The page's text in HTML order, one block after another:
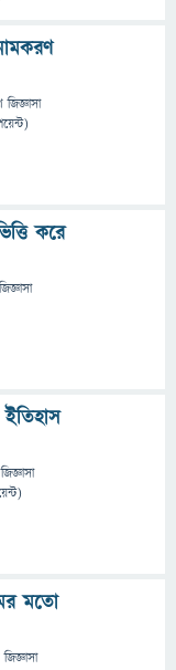
জিজ্ঞাসা
করে
জিজ্ঞাসা
জিজ্ঞাসা
মতো
জিজ্ঞাসা